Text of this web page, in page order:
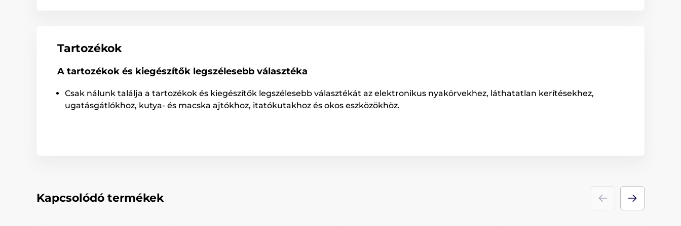
Tartozékok
A tartozékok és kiegészítők legszélesebb választéka
Csak nálunk találja a tartozékok és kiegészítők legszélesebb választékát az elektronikus nyakörvekhez, láthatatlan kerítésekhez,
ugatásgátlókhoz, kutya- és macska ajtókhoz, itatókutakhoz és okos eszközökhöz.
Kapcsolódó termékek